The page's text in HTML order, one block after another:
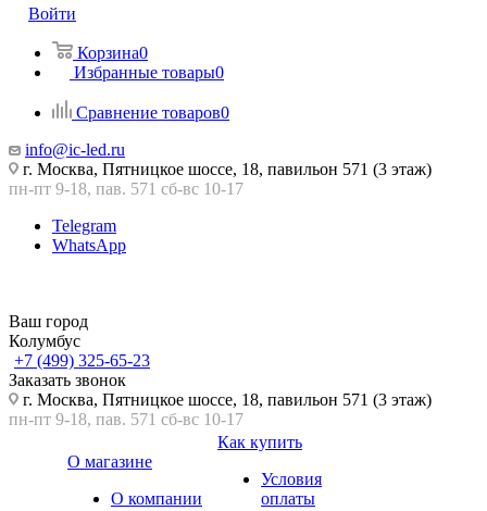
Войти
Корзина0
Избранные товары0
Сравнение товаров0
info@ic-led.ru
г. Москва, Пятницкое шоссе, 18, павильон 571 (3 этаж)
пн-пт 9-18, пав. 571 сб-вс 10-17
Telegram
WhatsApp
Ваш город
Колумбус
+7 (499) 325-65-23
Заказать звонок
г. Москва, Пятницкое шоссе, 18, павильон 571 (3 этаж)
пн-пт 9-18, пав. 571 сб-вс 10-17
О магазине
О компании
Как купить
Условия
оплаты